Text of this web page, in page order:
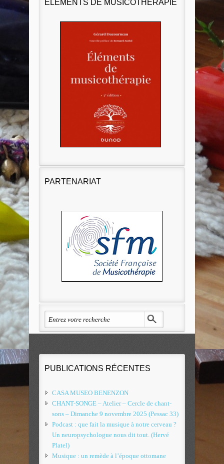
ÉLÉMENTS DE MUSICOTHÉRAPIE
PARTENARIAT
PUBLICATIONS RÉCENTES
CASA MUSEO BENENZON
CHANT-SONGE – Atelier – Cercle de chant-
sons – Dimanche 9 novembre 2025 (Pessac 33)
Podcast : que fait la musique à notre cerveau ?
Un neuropsychologue nous dit tout. (Hervé
Platel)
Musique : un remède à l’époque ottomane